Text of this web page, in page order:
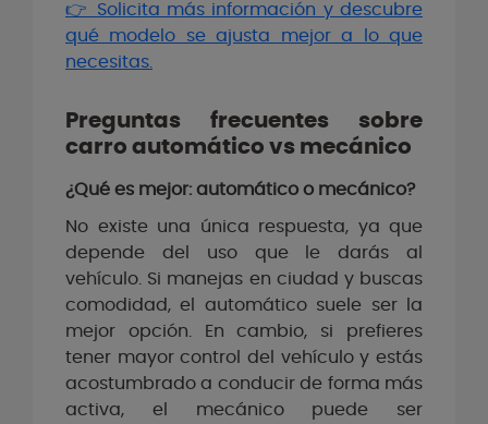
👉 Solicita más información y descubre
qué modelo se ajusta mejor a lo que
necesitas.
Preguntas frecuentes sobre
carro automático vs mecánico
¿Qué es mejor: automático o mecánico?
No existe una única respuesta, ya que
depende del uso que le darás al
vehículo. Si manejas en ciudad y buscas
comodidad, el automático suele ser la
mejor opción. En cambio, si prefieres
tener mayor control del vehículo y estás
acostumbrado a conducir de forma más
activa, el mecánico puede ser